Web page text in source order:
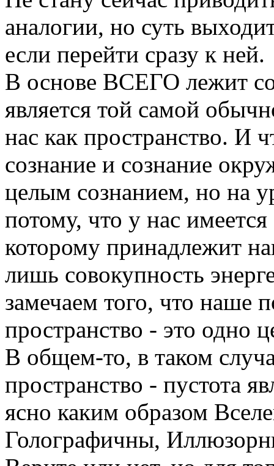
аналогии, но суть
если перейти сразу к ней.
В основе ВСЕГО лежит
является той самой
нас как пространство. И
сознание и сознание
целым сознанием, но на
потому, что у нас
которому принадлежит
лишь совокупность
замечаем того, что наше
пространство - это одно
В общем-то, в таком
пространство - пустота
ясно каким образом
Голографичны,